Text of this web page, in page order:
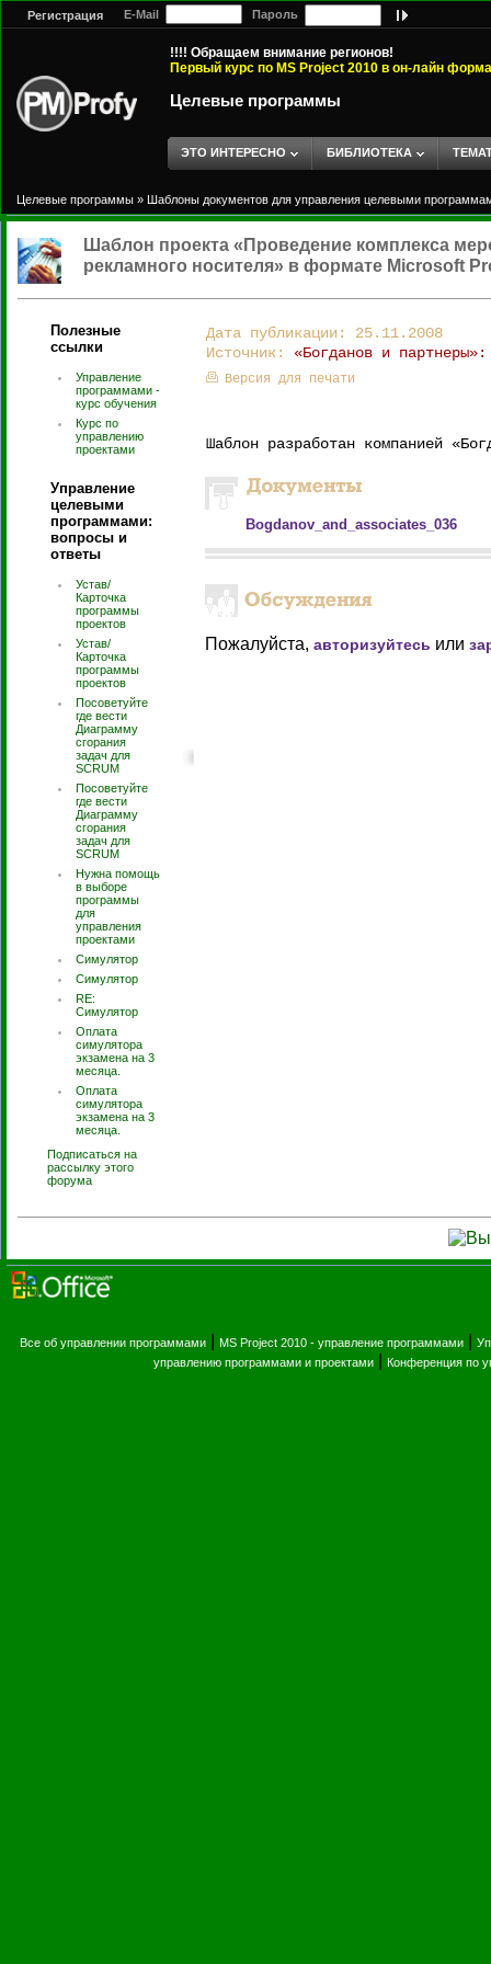
Регистрация E-Mail Пароль
!!!! Обращаем внимание регионов!
Первый курс по MS Project 2010 в он-лайн
Целевые программы
ЭТО ИНТЕРЕСНО БИБЛИОТЕКА
Целевые программы » Шаблоны документов для управления целевыми
Шаблон проекта «Проведение комплекса
рекламного носителя» в формате Microsoft
Полезные
ссылки
Управление
программами -
курс обучения
Курс по
управлению
проектами
Управление
целевыми
программами:
вопросы и
ответы
Устав/
Карточка
программы
проектов
Устав/
Карточка
программы
проектов
Посоветуйте
где вести
Диаграмму
сгорания
задач для
SCRUM
Посоветуйте
где вести
Диаграмму
сгорания
задач для
SCRUM
Нужна помощь
в выборе
программы
для
управления
проектами
Симулятор
Симулятор
RE:
Симулятор
Оплата
симулятора
экзамена на 3
месяца.
Оплата
симулятора
экзамена на 3
месяца.
Подписаться на
рассылку этого
форума
Дата публикации: 25.11.2008
Источник: «Богданов и
Версия для печати
Шаблон разработан компанией
Bogdanov_and_associates_036
Пожалуйста, авторизуйтесь или
Все об управлении программами MS Project 2010 - управление программами
управлению программами и проектами| Конференция по